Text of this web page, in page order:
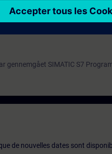
gennemgået SIMATIC S7
de nouvelles dates sont